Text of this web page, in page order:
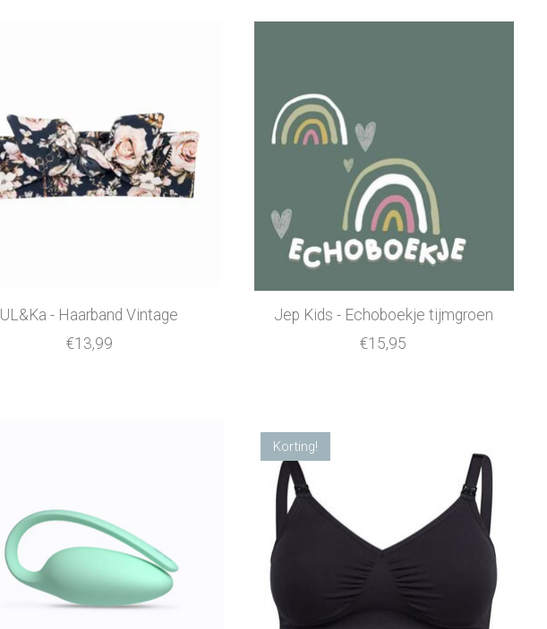
UL&Ka - Haarband Vintage
€13,99
Jep Kids - Echoboekje tijmgroen
€15,95
Korting!